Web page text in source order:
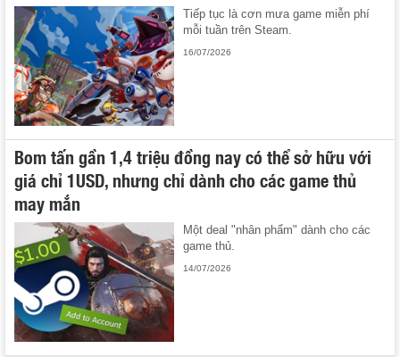
Tiếp tục là cơn mưa game miễn phí
mỗi tuần trên Steam.
16/07/2026
Bom tấn gần 1,4 triệu đồng nay có thể sở hữu với
giá chỉ 1USD, nhưng chỉ dành cho các game thủ
may mắn
Một deal "nhân phẩm" dành cho các
game thủ.
14/07/2026